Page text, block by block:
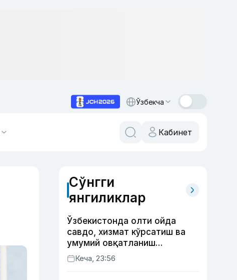
Ўзбекча
Кабинет
Сўнгги
янгиликлар
Ўзбекистонда олти ойда
савдо, хизмат кўрсатиш ва
умумий овқатланиш
корхоналари қанча солиқ
тўлагани очиқланди
Кеча, 23:56